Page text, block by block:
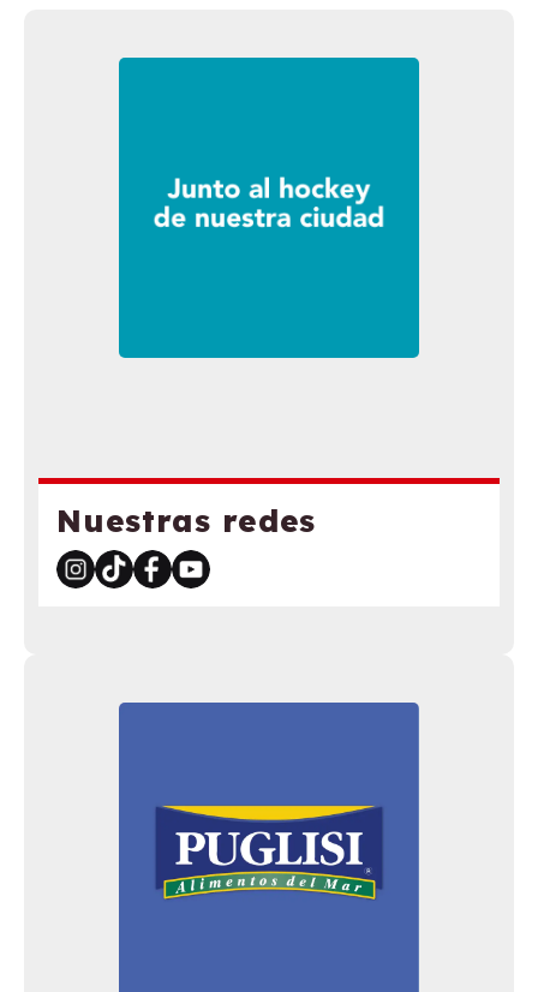
Nuestras redes